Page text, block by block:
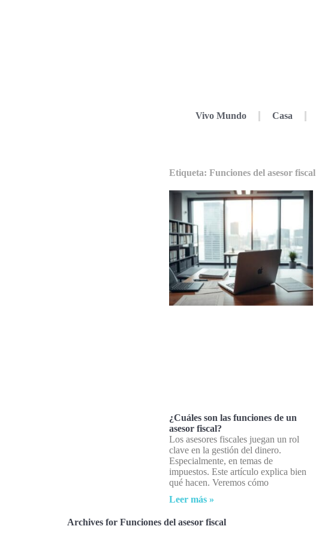
Vivo Mundo Casa
Etiqueta: Funciones del asesor fiscal
¿Cuáles son las funciones de un
asesor fiscal?
Los asesores fiscales juegan un rol
clave en la gestión del dinero.
Especialmente, en temas de
impuestos. Este artículo explica bien
qué hacen. Veremos cómo
Leer más »
Archives for Funciones del asesor fiscal